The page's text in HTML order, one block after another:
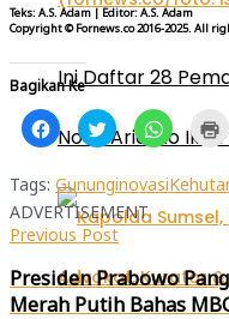
Ini Daftar 28
Nova Arianto Ikuti
Teks: A.S. Adam|Editor: A.S. Adam
Copyright © Fornews.co 2016-2025. All
Bagikan Ke
Klik
untuk
membagikan
Facebook(Membuka
di
jendela
yang
baru)
Klik
untuk
berbagi
Twitter(Membuka
di
jendela
yang
baru)
Klik
untuk
berbagi
di
jendela
yang
Tags: Gununginovasi
ADVERTISEMENT
Previous Post
Presiden Prabowo
Merah Putih Bahas